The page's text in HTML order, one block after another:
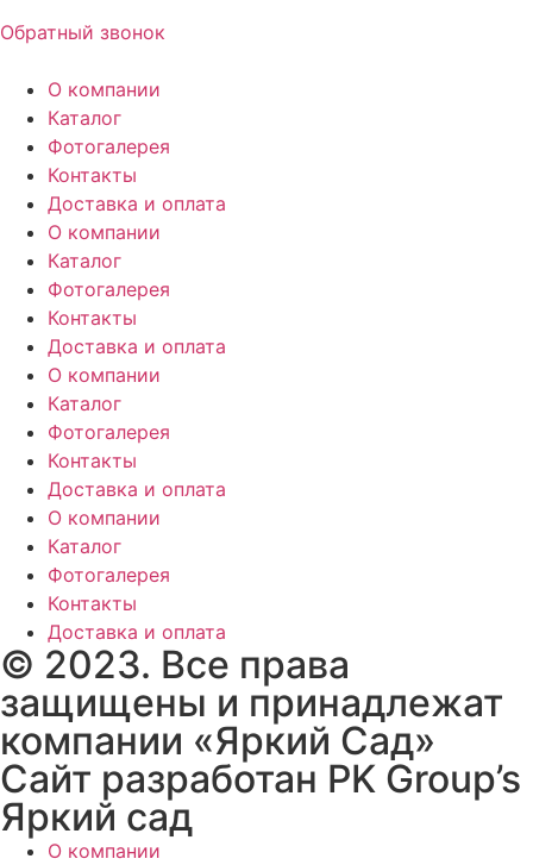
Обратный звонок
О компании
Каталог
Фотогалерея
Контакты
Доставка и оплата
О компании
Каталог
Фотогалерея
Контакты
Доставка и оплата
О компании
Каталог
Фотогалерея
Контакты
Доставка и оплата
О компании
Каталог
Фотогалерея
Контакты
Доставка и оплата
© 2023. Все права
защищены и принадлежат
компании «Яркий Сад»
Сайт разработан PK Group’s
Яркий сад
О компании